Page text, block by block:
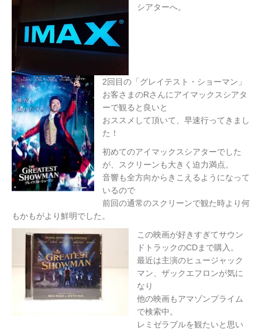
シアターへ。
2回目の「グレイテスト・ショーマン」
お客さまのRさんにアイマックスシアタ
ーで観ると良いと
おススメして頂いて、早速行ってきまし
た！
初めてのアイマックスシアターでした
が、スクリーンも大きく迫力満点。
音響も全方向からきこえるようになって
いるので
前回の通常のスクリーンで観た時より何
もかもがより鮮明でした。
この映画が好きすぎてサウン
ドトラックのCDまで購入。
最近は主演のヒュージャック
マン、ザックエフロンが気に
なり
他の映画もアマゾンプライム
で検索中。
レミゼラブルを観たいと思い